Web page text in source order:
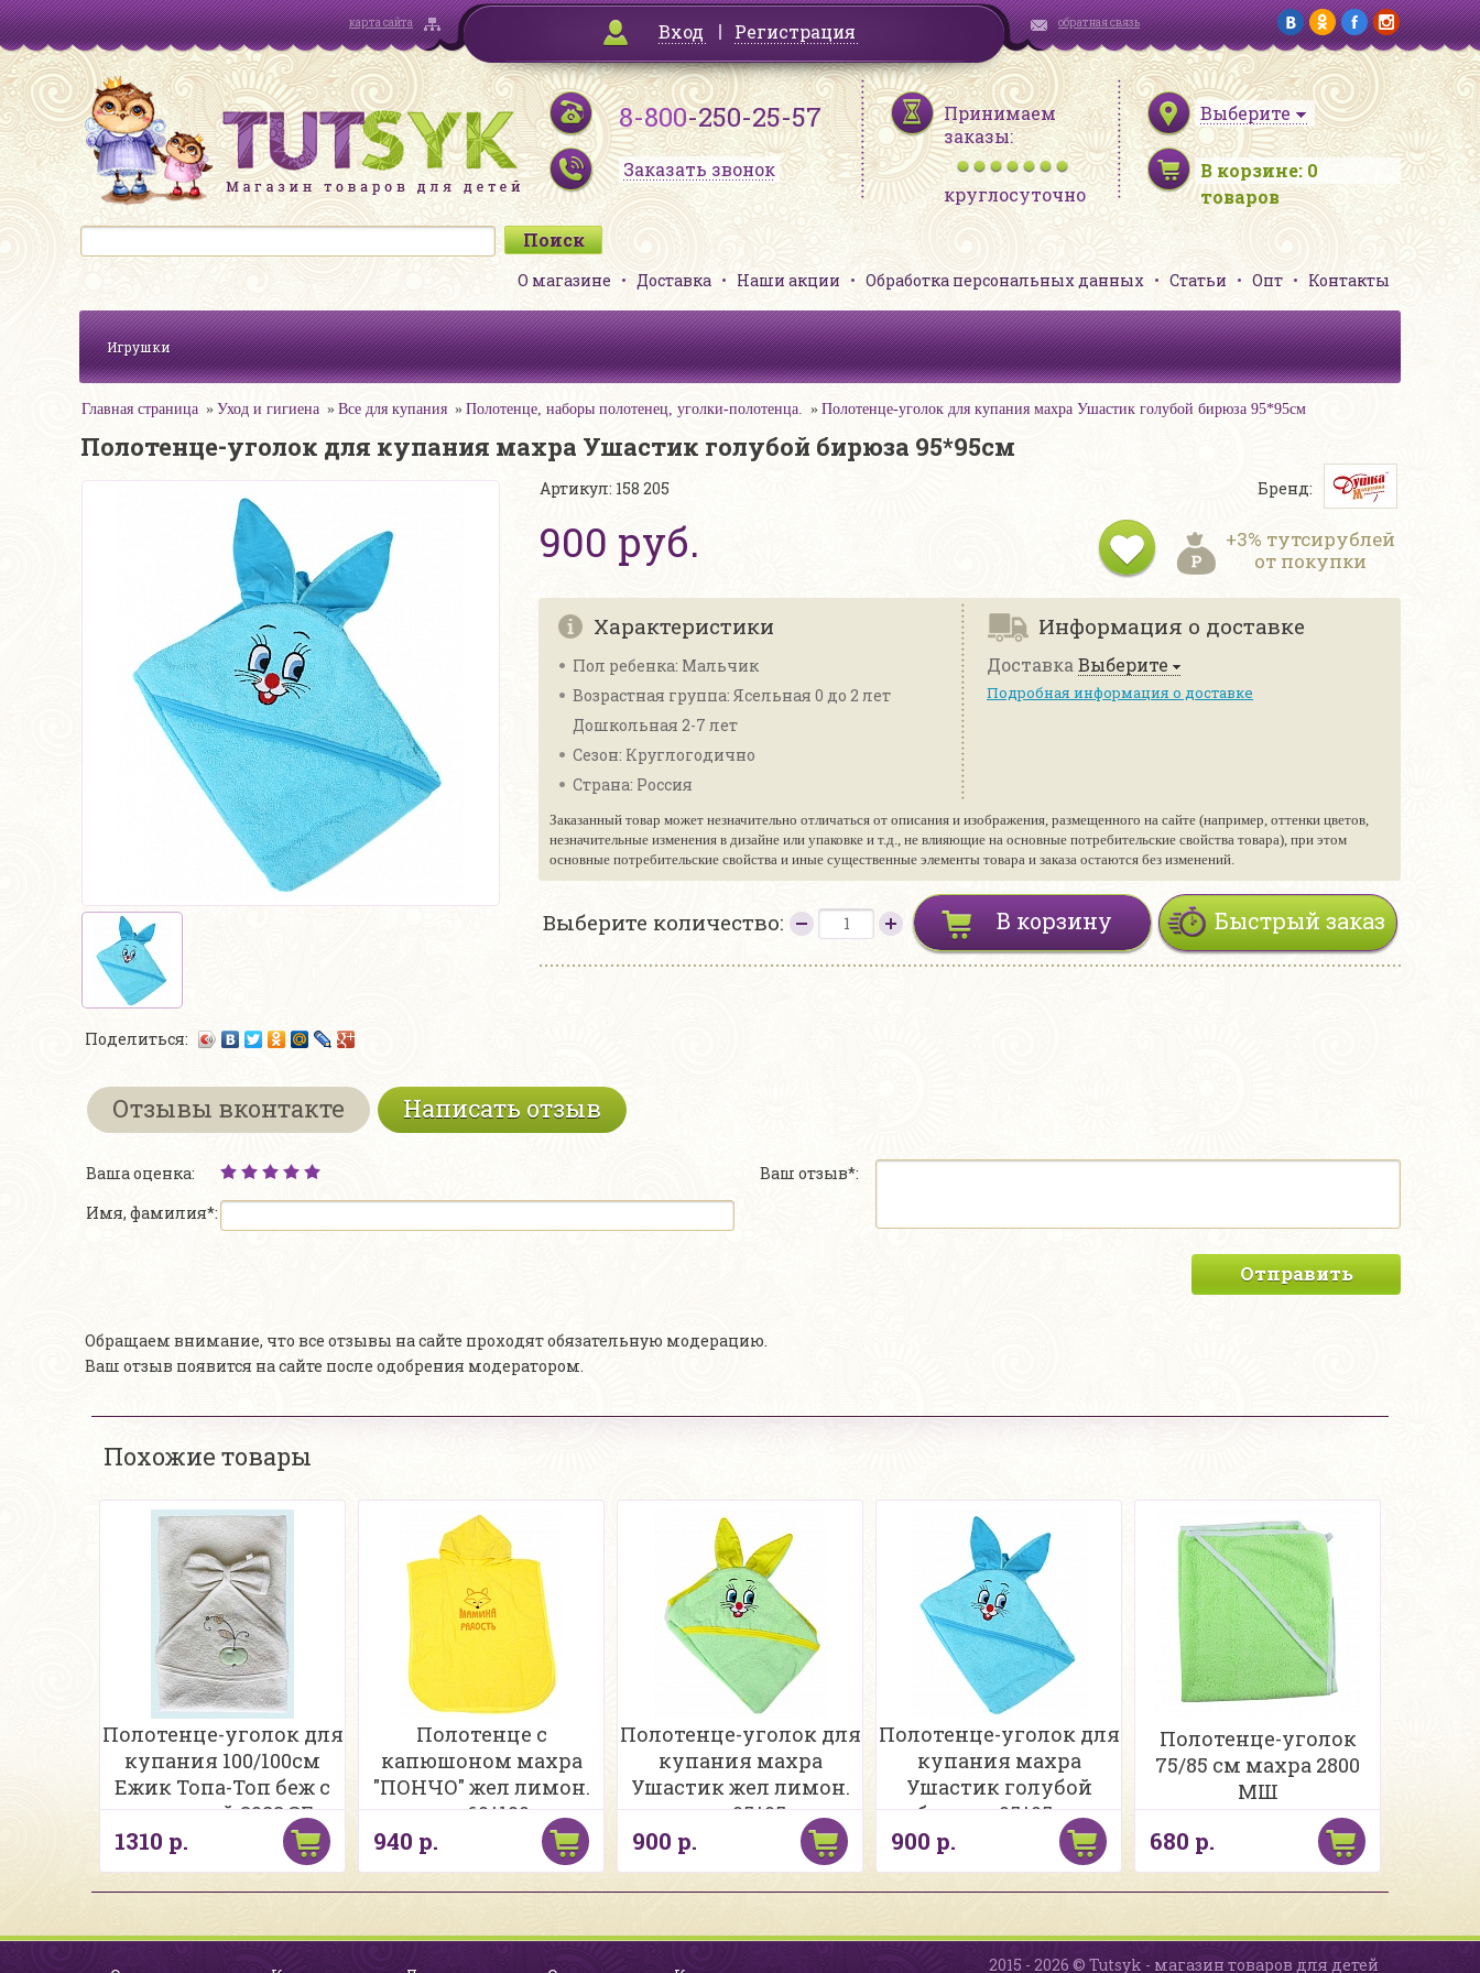
карта сайта Вход Регистрация обратная связь
8-800-250-25-57
Заказать звонок
Принимаем
заказы:
круглосуточно
Выберите
В корзине: 0
товаров
О магазине Доставка Наши акции Обработка персональных данных Статьи Опт Контакты
Игрушки
Главная страница Уход и гигиена Все для купания Полотенце, наборы полотенец, уголки-полотенца. Полотенце-уголок для купания махра Ушастик голубой бирюза 95*95см
Полотенце-уголок для купания махра Ушастик голубой бирюза 95*95см
Поделиться:
Артикул: 158 205
900 руб.
Бренд:
+3% тутсирублей
от покупки
Характеристики
Пол ребенка: Мальчик
Возрастная группа: Ясельная 0 до 2 лет
Дошкольная 2-7 лет
Сезон: Круглогодично
Страна: Россия
Информация о доставке
Доставка Выберите
Подробная информация о доставке
Заказанный товар может незначительно отличаться от описания и изображения, размещенного на сайте (например, оттенки цветов,
незначительные изменения в дизайне или упаковке и т.д., не влияющие на основные потребительские свойства товара), при этом
основные потребительские свойства и иные существенные элементы товара и заказа остаются без изменений.
Выберите количество: Быстрый заказ
В корзину
Отзывы вконтакте Написать отзыв
Ваша оценка:
Имя, фамилия*:
Ваш отзыв*:
Отправить
Обращаем внимание, что все отзывы на сайте проходят обязательную модерацию.
Ваш отзыв появится на сайте после одобрения модератором.
Похожие товары
Полотенце-уголок для
купания 100/100см
Ежик Топа-Топ беж с
варежкой 3283 ЗГ
1310 р.
Полотенце с
капюшоном махра
"ПОНЧО" жел лимон.
салат 60*120см
940 р.
Полотенце-уголок для
купания махра
Ушастик жел лимон.
салат. 95*95см
900 р.
Полотенце-уголок для
купания махра
Ушастик голубой
бирюза 95*95см
900 р.
Полотенце-уголок
75/85 см махра 2800
МШ
680 р.
2015 - 2026 © Tutsyk - магазин товаров для детей